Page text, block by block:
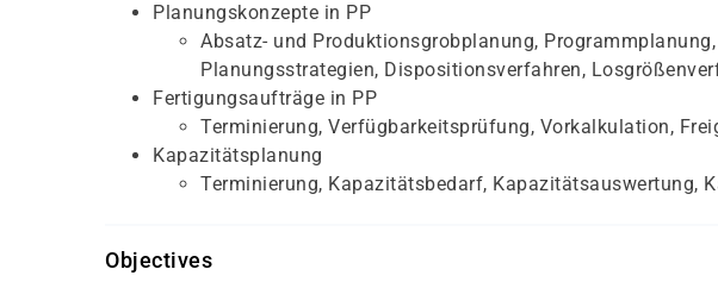
Planungskonzepte in PP
Absatz- und Produktionsgrobplanung,
Planungsstrategien, Dispositionsverfahren,
Fertigungsaufträge in PP
Terminierung, Verfügbarkeitsprüfung, Vorkalkulation,
Kapazitätsplanung
Terminierung, Kapazitätsbedarf, Kapazitätsauswertung,
Objectives